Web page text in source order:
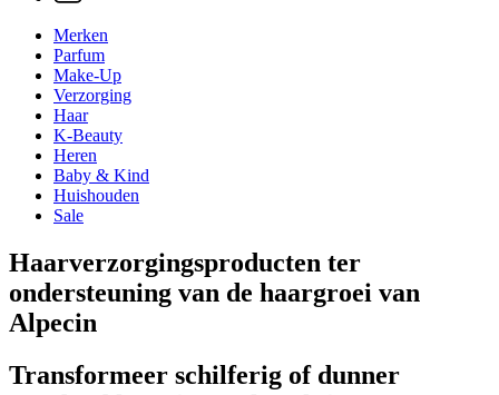
Merken
Parfum
Make-Up
Verzorging
Haar
K-Beauty
Heren
Baby & Kind
Huishouden
Sale
Haarverzorgingsproducten ter
ondersteuning van de haargroei van
Alpecin
Transformeer schilferig of dunner